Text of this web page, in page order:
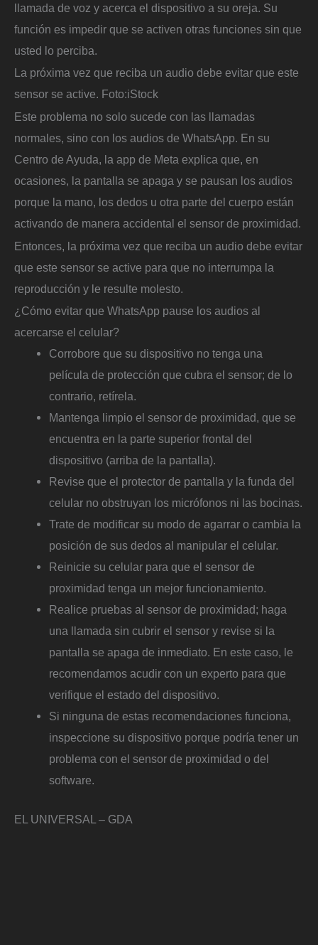
llamada de voz y acerca el dispositivo a su oreja. Su
función es impedir que se activen otras funciones sin que
usted lo perciba.
La próxima vez que reciba un audio debe evitar que este
sensor se active. Foto:iStock
Este problema no solo sucede con las llamadas
normales, sino con los audios de WhatsApp. En su
Centro de Ayuda, la app de Meta explica que, en
ocasiones, la pantalla se apaga y se pausan los audios
porque la mano, los dedos u otra parte del cuerpo están
activando de manera accidental el sensor de proximidad.
Entonces, la próxima vez que reciba un audio debe evitar
que este sensor se active para que no interrumpa la
reproducción y le resulte molesto.
¿Cómo evitar que WhatsApp pause los audios al
acercarse el celular?
Corrobore que su dispositivo no tenga una
película de protección que cubra el sensor; de lo
contrario, retírela.
Mantenga limpio el sensor de proximidad, que se
encuentra en la parte superior frontal del
dispositivo (arriba de la pantalla).
Revise que el protector de pantalla y la funda del
celular no obstruyan los micrófonos ni las bocinas.
Trate de modificar su modo de agarrar o cambia la
posición de sus dedos al manipular el celular.
Reinicie su celular para que el sensor de
proximidad tenga un mejor funcionamiento.
Realice pruebas al sensor de proximidad; haga
una llamada sin cubrir el sensor y revise si la
pantalla se apaga de inmediato. En este caso, le
recomendamos acudir con un experto para que
verifique el estado del dispositivo.
Si ninguna de estas recomendaciones funciona,
inspeccione su dispositivo porque podría tener un
problema con el sensor de proximidad o del
software.
EL UNIVERSAL – GDA